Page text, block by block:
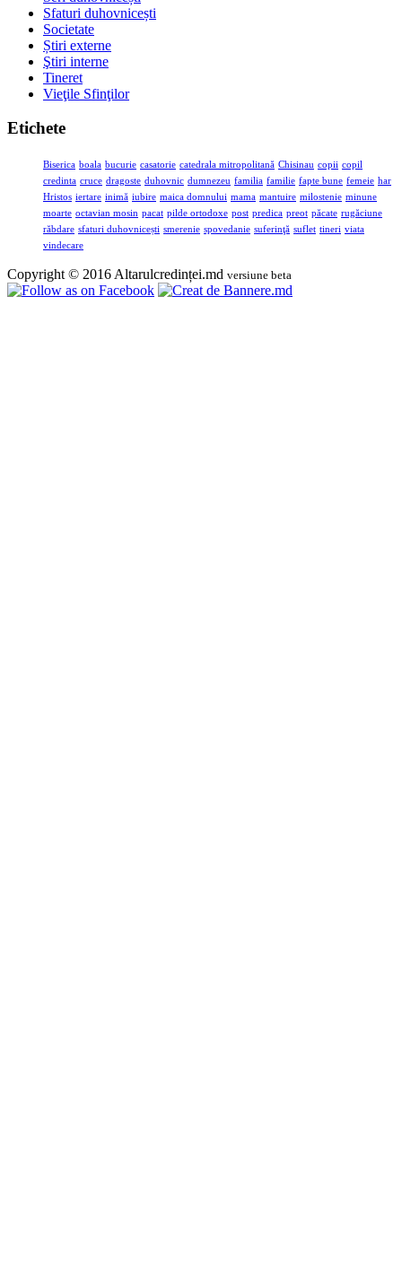
Sfaturi duhovnicești
Societate
Știri externe
Ştiri interne
Tineret
Vieţile Sfinţilor
Etichete
Biserica boala bucurie casatorie catedrala mitropolitană Chisinau copii copil
credinta cruce dragoste duhovnic dumnezeu familia familie fapte bune femeie har
Hristos iertare inimă iubire maica domnului mama mantuire milostenie minune
moarte octavian mosin pacat pilde ortodoxe post predica preot păcate rugăciune
răbdare sfaturi duhovnicești smerenie spovedanie suferinţă suflet tineri viata
vindecare
Copyright © 2016 Altarulcredinței.md versiune beta